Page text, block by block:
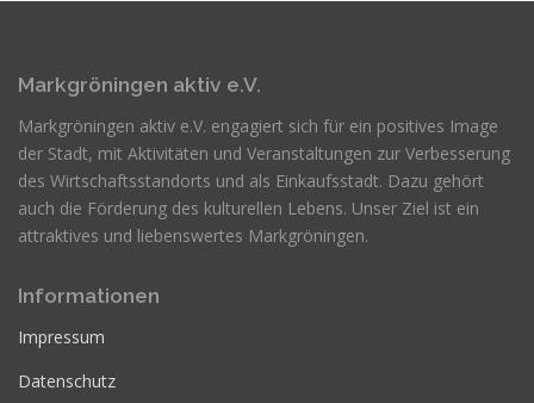
Markgröningen aktiv e.V.
Markgröningen aktiv e.V. engagiert sich für ein positives Image
der Stadt, mit Aktivitäten und Veranstaltungen zur Verbesserung
des Wirtschaftsstandorts und als Einkaufsstadt. Dazu gehört
auch die Förderung des kulturellen Lebens. Unser Ziel ist ein
attraktives und liebenswertes Markgröningen.
Informationen
Impressum
Datenschutz